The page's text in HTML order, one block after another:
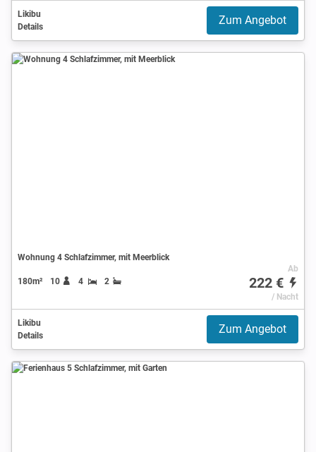
Likibu
Details
Zum Angebot
Wohnung 4 Schlafzimmer, mit Meerblick
180m² 10 4 2
Ab
222 €
/ Nacht
Likibu
Details
Zum Angebot